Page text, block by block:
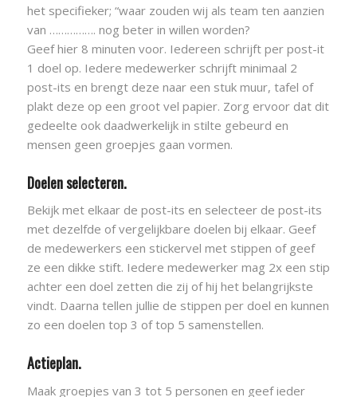
het specifieker; “waar zouden wij als team ten aanzien
van ……………. nog beter in willen worden?
Geef hier 8 minuten voor. Iedereen schrijft per post-it
1 doel op. Iedere medewerker schrijft minimaal 2
post-its en brengt deze naar een stuk muur, tafel of
plakt deze op een groot vel papier. Zorg ervoor dat dit
gedeelte ook daadwerkelijk in stilte gebeurd en
mensen geen groepjes gaan vormen.
Doelen selecteren.
Bekijk met elkaar de post-its en selecteer de post-its
met dezelfde of vergelijkbare doelen bij elkaar. Geef
de medewerkers een stickervel met stippen of geef
ze een dikke stift. Iedere medewerker mag 2x een stip
achter een doel zetten die zij of hij het belangrijkste
vindt. Daarna tellen jullie de stippen per doel en kunnen
zo een doelen top 3 of top 5 samenstellen.
Actieplan.
Maak groepjes van 3 tot 5 personen en geef ieder